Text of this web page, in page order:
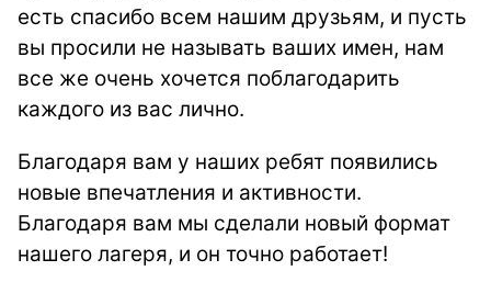
есть спасибо всем нашим друзьям, и пусть
вы просили не называть ваших имен, нам
все же очень хочется поблагодарить
каждого из вас лично.
Благодаря вам у наших ребят появились
новые впечатления и активности.
Благодаря вам мы сделали новый формат
нашего лагеря, и он точно работает!